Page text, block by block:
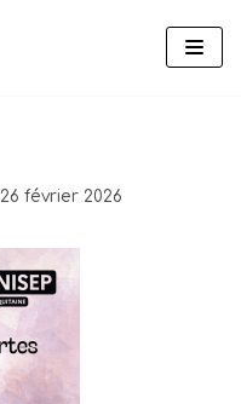
26 février 2026